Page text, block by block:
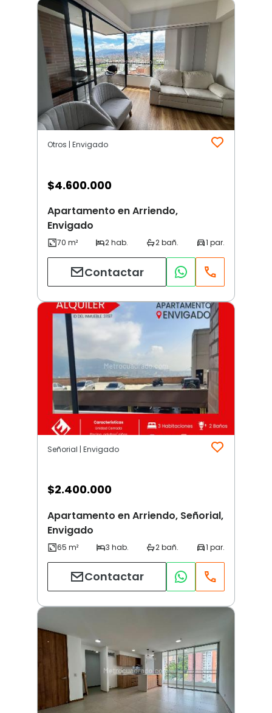
Otros | Envigado
$4.600.000
Apartamento en Arriendo,
Envigado
Contactar
Señorial | Envigado
$2.400.000
Apartamento en Arriendo, Señorial,
Envigado
Contactar